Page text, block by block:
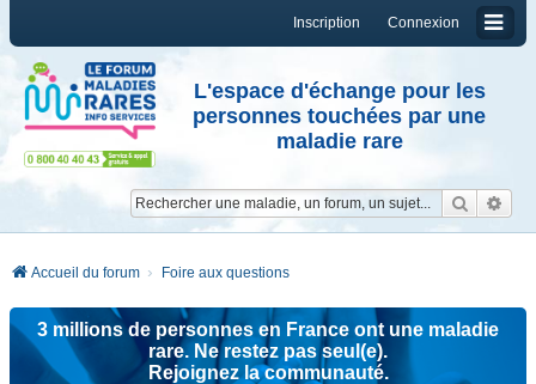
Connexion
Inscription
L'espace d'échange pour les
personnes touchées par une
maladie rare
Accueil du forum Foire aux questions
3 millions de personnes en France ont une maladie
rare. Ne restez pas seul(e).
Rejoignez la communauté.